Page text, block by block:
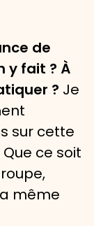
de
y fait ? À
? Je
sur cette
ce soit
même